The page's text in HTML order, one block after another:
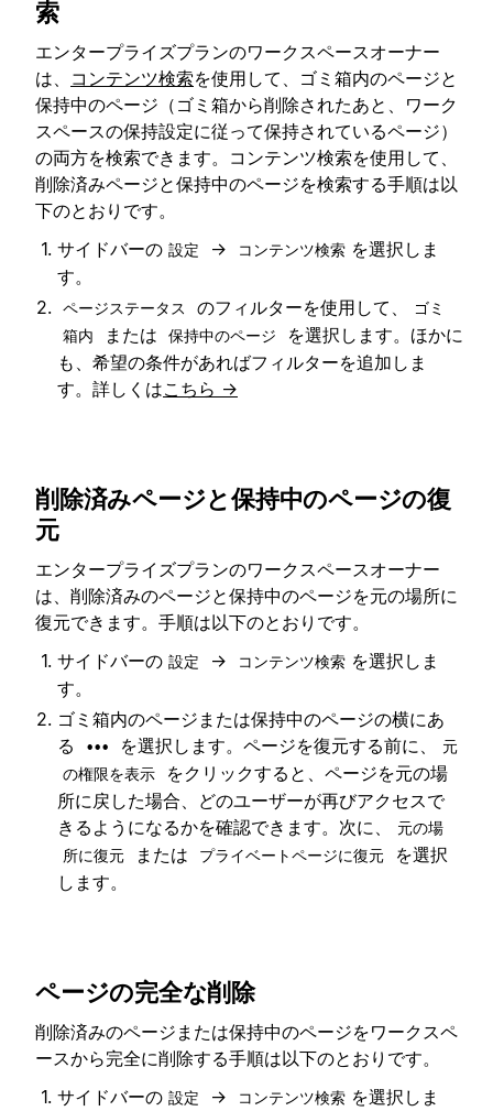
索
エンタープライズプランのワークスペースオーナー
は、 コンテンツ検索を使用して、ゴミ箱内のページと
保持中のページ（ゴミ箱から削除されたあと、ワーク
スペースの保持設定に従って保持されているページ）
の両方を検索できます。コンテンツ検索を使用して、
削除済みページと保持中のページを検索する手順は以
下のとおりです。
サイドバーの 設定 → コンテンツ検索 を選択しま
す。
ページステータス のフィルターを使用して、
ゴミ
箱内
または 保持中のページ
を選択します。ほかに
も、希望の条件があればフィルターを追加しま
す。詳しくはこちら →
削除済みページと保持中のページの復
元
エンタープライズプランのワークスペースオーナー
は、削除済みのページと保持中のページを元の場所に
復元できます。手順は以下のとおりです。
サイドバーの 設定 → コンテンツ検索 を選択しま
す。
ゴミ箱内のページまたは保持中のページの横にあ
る
••• を選択します。ページを復元する前に、
元
の権限を表示
をクリックすると、ページを元の場
所に戻した場合、どのユーザーが再びアクセスで
きるようになるかを確認できます。次に、
元の場
所に復元
または プライベートページに復元
を選択
します。
ページの完全な削除
削除済みのページまたは保持中のページをワークスペ
ースから完全に削除する手順は以下のとおりです。
サイドバーの 設定 → コンテンツ検索 を選択しま